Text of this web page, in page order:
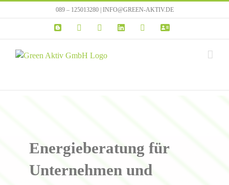
Inhalt
089 – 125013280 | INFO@GREEN-AKTIV.DE
Blogger
InstagramFacebookLinkedIn
YouTube
Energieberatung für
Unternehmen und